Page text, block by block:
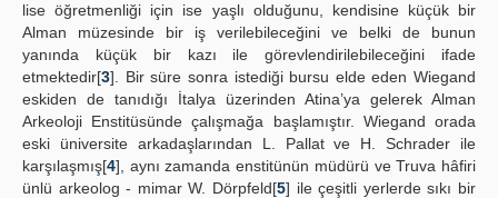
lise öğretmenliği için ise yaşlı olduğunu, kendisine küçük bir
Alman müzesinde bir iş verilebileceğini ve belki de bunun
yanında küçük bir kazı ile görevlendirilebileceğini ifade
etmektedir[3]. Bir süre sonra istediği bursu elde eden Wiegand
eskiden de tanıdığı İtalya üzerinden Atina’ya gelerek Alman
Arkeoloji Enstitüsünde çalışmağa başlamıştır. Wiegand orada
eski üniversite arkadaşlarından L. Pallat ve H. Schrader ile
karşılaşmış[4], aynı zamanda enstitünün müdürü ve Truva hâfiri
ünlü arkeolog - mimar W. Dörpfeld[5] ile çeşitli yerlerde sıkı bir